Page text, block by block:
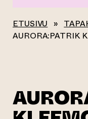
ETUSIVU »
AURORA:PATRIK